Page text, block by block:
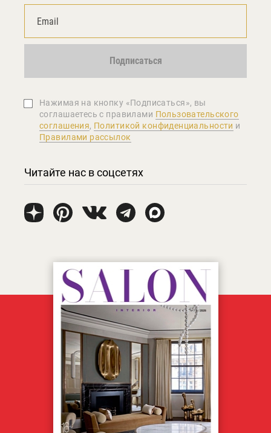
Подписаться
Нажимая на кнопку «Подписаться», вы
соглашаетеcь с правилами Пользовательского
соглашения, Политикой конфиденциальности и
Правилами рассылок
Читайте нас в соцсетях